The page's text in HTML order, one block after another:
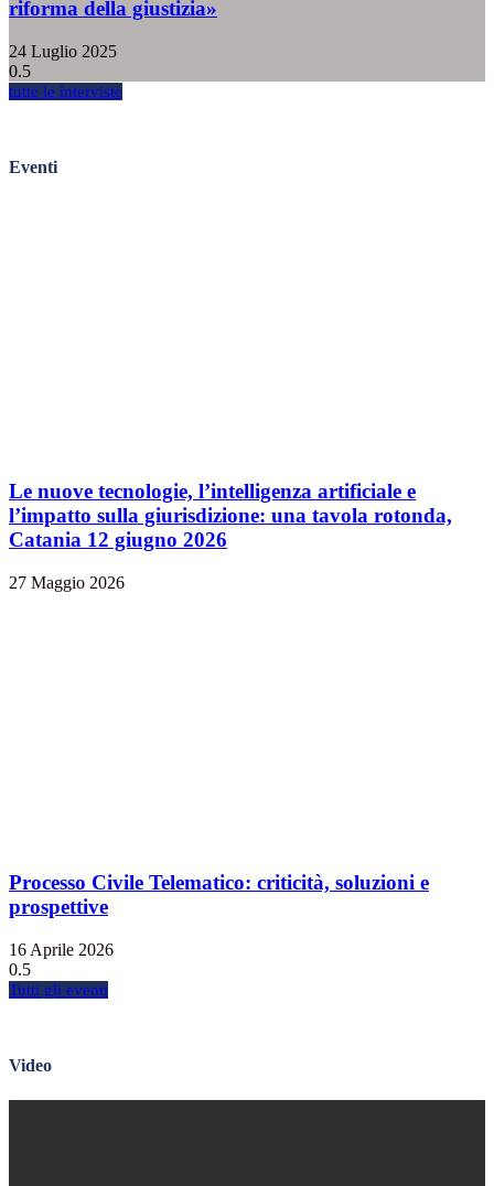
riforma della giustizia»
24 Luglio 2025
tutte le interviste
Eventi
Le nuove tecnologie, l’intelligenza artificiale e
l’impatto sulla giurisdizione: una tavola rotonda,
Catania 12 giugno 2026
27 Maggio 2026
Processo Civile Telematico: criticità, soluzioni e
prospettive
16 Aprile 2026
Tutti gli eventi
Video